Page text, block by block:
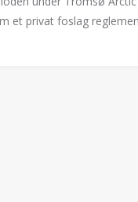
et privat foslag